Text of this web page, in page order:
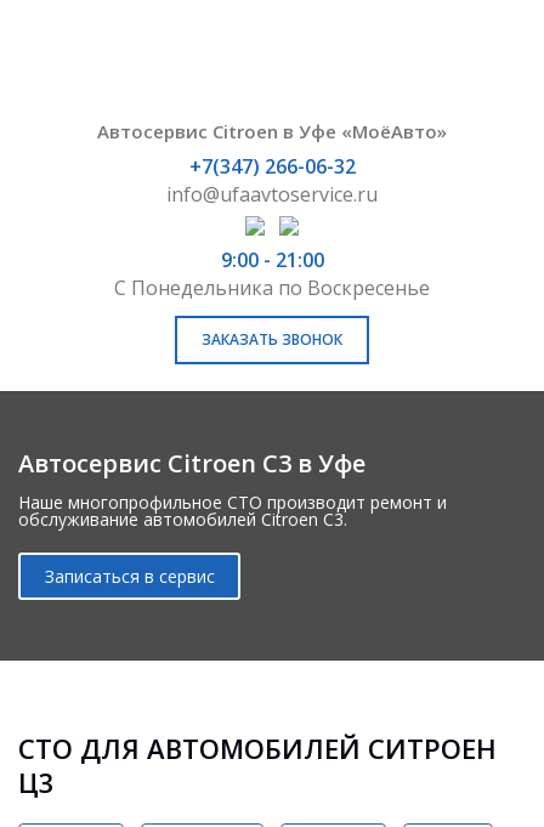
Автосервис Citroen в Уфе «МоёАвто»
+7(347) 266-06-32
info@ufaavtoservice.ru
9:00 - 21:00
С Понедельника по Воскресенье
ЗАКАЗАТЬ ЗВОНОК
Автосервис Citroen C3 в Уфе
Наше многопрофильное СТО производит ремонт и
обслуживание автомобилей Citroen C3.
Записаться в сервис
СТО ДЛЯ АВТОМОБИЛЕЙ СИТРОЕН
Ц3